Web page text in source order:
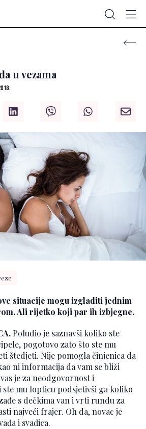
u vezama
situacije mogu izgladiti jednim
Ali rijetko koji par ih izbjegne.
Poludio je saznavši koliko ste
pogotovo zato što ste mu
štedjeti. Nije pomogla činjenica da
ni informacija da vam se bliži
je za neodgovornost i
ste mu lopticu podsjetivši ga koliko
s dečkima van i vrti rundu za
najveći frajer. Oh da, novac je
i svađica.